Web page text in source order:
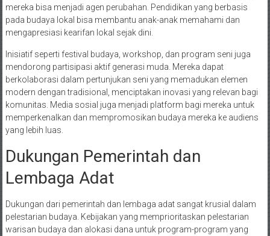
mereka bisa menjadi agen perubahan. Pendidikan yang berbasis
pada budaya lokal bisa membantu anak-anak memahami dan
mengapresiasi kearifan lokal sejak dini.
Inisiatif seperti festival budaya, workshop, dan program seni juga
mendorong partisipasi aktif generasi muda. Mereka dapat
berkolaborasi dalam pertunjukan seni yang memadukan elemen
modern dengan tradisional, menciptakan inovasi yang relevan bagi
komunitas. Media sosial juga menjadi platform bagi mereka untuk
memperkenalkan dan mempromosikan budaya mereka ke audiens
yang lebih luas.
Dukungan Pemerintah dan
Lembaga Adat
Dukungan dari pemerintah dan lembaga adat sangat krusial dalam
pelestarian budaya. Kebijakan yang memprioritaskan pelestarian
warisan budaya dan alokasi dana untuk program-program yang